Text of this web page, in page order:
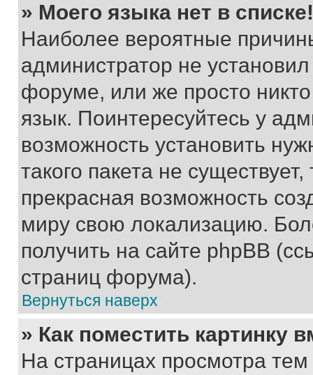
» Моего языка нет в списке!
Наиболее вероятные
администратор не
форуме, или же просто
язык. Поинтересуйтесь у
возможность установить
такого пакета не
прекрасная возможность
миру свою локализацию.
получить на сайте phpBB
страниц форума).
Вернуться наверх
» Как поместить картинку
На страницах просмотра